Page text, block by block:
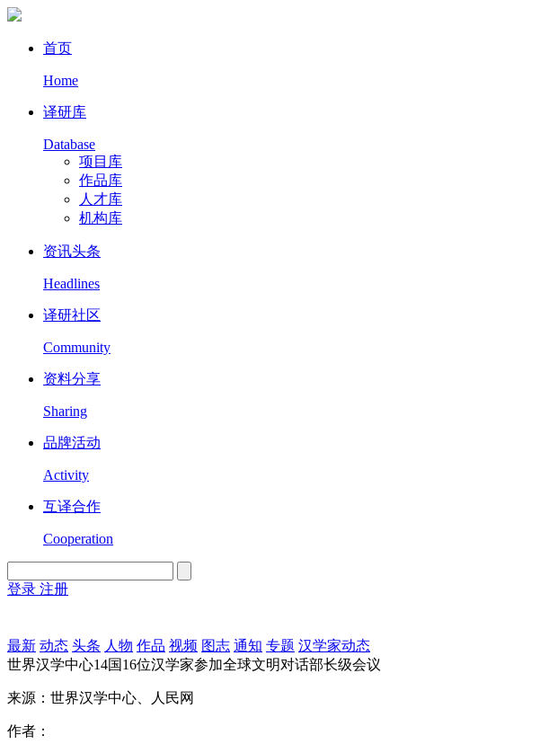
首页
Home
译研库
Database
项目库
作品库
人才库
机构库
资讯头条
Headlines
译研社区
Community
资料分享
Sharing
品牌活动
Activity
互译合作
Cooperation
登录 注册
最新 动态 头条 人物 作品 视频 图志 通知 专题 汉学家动态
世界汉学中心14国16位汉学家参加全球文明对话部长级会议
来源：世界汉学中心、人民网
作者：